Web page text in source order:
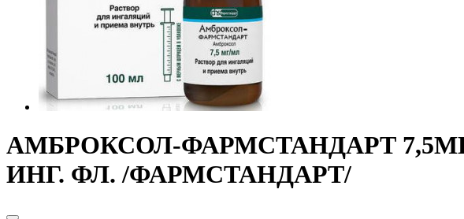
АМБРОКСОЛ-ФАРМСТАНДАРТ
ИНГ. ФЛ. /ФАРМСТАНДАРТ/